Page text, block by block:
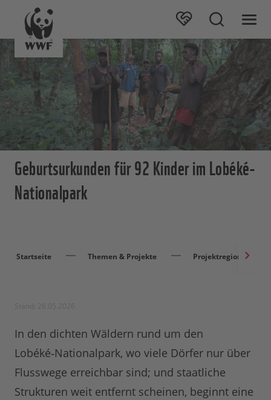
Geburtsurkunden für 92 Kinder im Lobéké-
Nationalpark
Startseite Themen & Projekte Projektregionen
In den dichten Wäldern rund um den
Lobéké‑Nationalpark, wo viele Dörfer nur über
Flusswege erreichbar sind; und staatliche
Strukturen weit entfernt scheinen, beginnt eine